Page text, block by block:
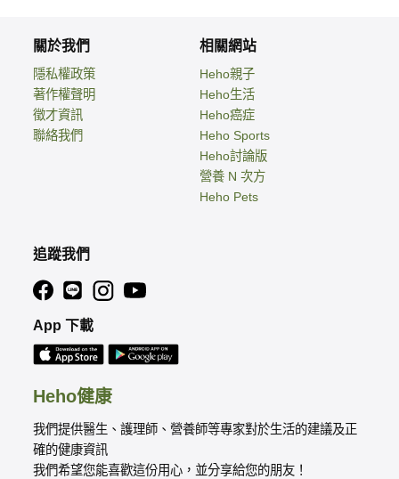
Heho健康
我們提供醫生、護理師、營養師等專家對於生活的建議及正
確的健康資訊
我們希望您能喜歡這份用心，並分享給您的朋友！
關於我們
隱私權政策
著作權聲明
徵才資訊
聯絡我們
相關網站
Heho親子
Heho生活
Heho癌症
Heho Sports
Heho討論版
營養 N 次方
Heho Pets
追蹤我們
App 下載